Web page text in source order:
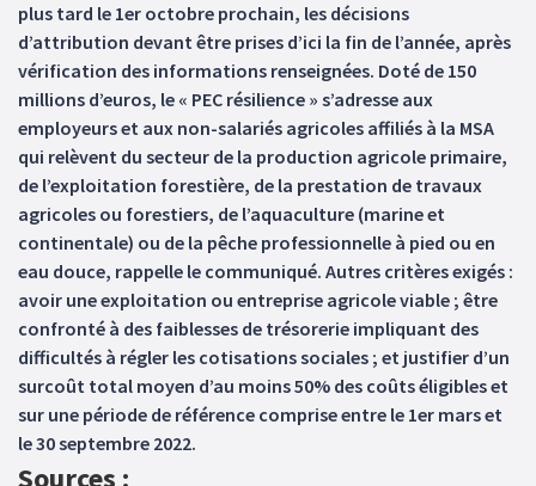
plus tard le 1er octobre prochain, les décisions
d’attribution devant être prises d’ici la fin de l’année, après
vérification des informations renseignées. Doté de 150
millions d’euros, le « PEC résilience » s’adresse aux
employeurs et aux non-salariés agricoles affiliés à la MSA
qui relèvent du secteur de la production agricole primaire,
de l’exploitation forestière, de la prestation de travaux
agricoles ou forestiers, de l’aquaculture (marine et
continentale) ou de la pêche professionnelle à pied ou en
eau douce, rappelle le communiqué. Autres critères exigés :
avoir une exploitation ou entreprise agricole viable ; être
confronté à des faiblesses de trésorerie impliquant des
difficultés à régler les cotisations sociales ; et justifier d’un
surcoût total moyen d’au moins 50% des coûts éligibles et
sur une période de référence comprise entre le 1er mars et
le 30 septembre 2022.
Sources :